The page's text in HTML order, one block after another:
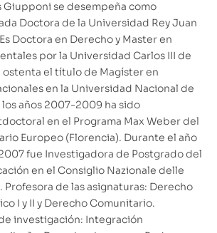
Giupponi se desempeña como
Doctora de la Universidad Rey Juan
Doctora en Derecho y Master en
por la Universidad Carlos III de
ostenta el título de Magíster en
en la Universidad Nacional de
años 2007-2009 ha sido
en el Programa Max Weber del
Europeo (Florencia). Durante el año
fue Investigadora de Postgrado del
en el Consiglio Nazionale delle
Profesora de las asignaturas: Derecho
I y II y Derecho Comunitario.
investigación: Integración